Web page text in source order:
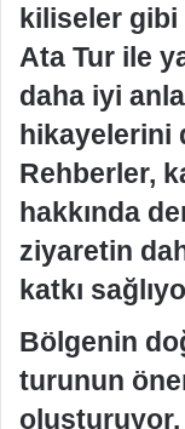
kiliseler gibi
Ata Tur ile
daha iyi
hikayelerini
Rehberler,
hakkında
ziyaretin
katkı
Bölgenin
turunun
oluşturuyor.